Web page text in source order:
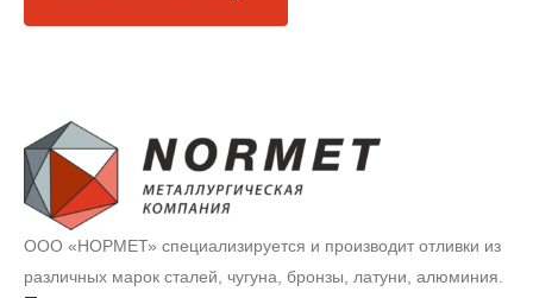
ООО «НОРМЕТ» специализируется и производит отливки из
различных марок сталей, чугуна, бронзы, латуни, алюминия.